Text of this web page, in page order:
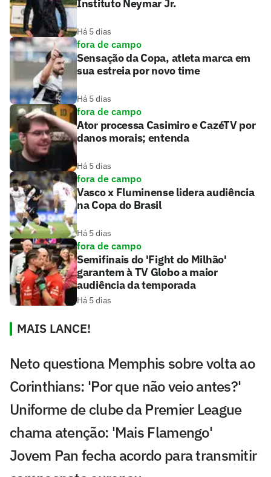
Instituto Neymar Jr.
Há 5 dias
fora de campo
Sensação da Copa, atleta marca em
sua estreia por novo time
Há 5 dias
fora de campo
Ator processa Casimiro e CazéTV por
danos morais; entenda
Há 5 dias
fora de campo
Vasco x Fluminense lidera audiência
na Copa do Brasil
Há 5 dias
fora de campo
Semifinais do 'Fight do Milhão'
garantem à TV Globo a maior
audiência da temporada
Há 5 dias
MAIS LANCE!
Neto questiona Memphis sobre volta ao
Corinthians: 'Por que não veio antes?'
Uniforme de clube da Premier League
chama atenção: 'Mais Flamengo'
Jovem Pan fecha acordo para transmitir